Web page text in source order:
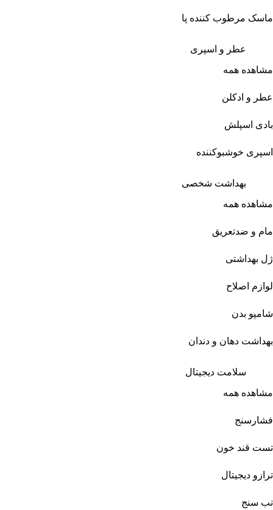
ماسک مرطوب کننده پا
عطر و اسپری
مشاهده همه
عطر و ادکلن
بادی اسپلش
اسپری خوشبوکننده
بهداشت شخصی
مشاهده همه
مام و ضدتعریق
ژل بهداشتی
لوازم اصلاح
شامپو بدن
بهداشت دهان و دندان
سلامت دیجیتال
مشاهده همه
فشارسنج
تست قند خون
ترازو دیجیتال
تب سنج